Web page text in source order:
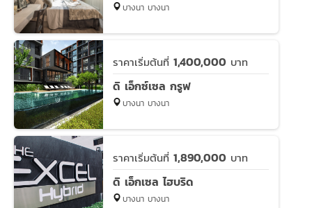
บางนา บางนา
ราคาเริ่มต้นที่ 1,400,000 บาท
ดิ เอ็กซ์เซล กรูฟ
บางนา บางนา
ราคาเริ่มต้นที่ 1,890,000 บาท
ดิ เอ็กเซล ไฮบริด
บางนา บางนา